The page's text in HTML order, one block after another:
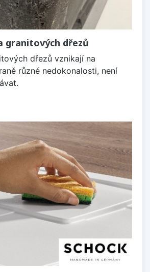
granitových dřezů
dřezů vznikají na
různé nedokonalosti, není